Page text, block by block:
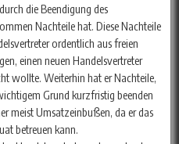
die Beendigung des
Nachteile hat. Diese Nachteile
ordentlich aus freien
einen neuen Handelsvertreter
wollte. Weiterhin hat er Nachteile,
Grund kurzfristig beenden
meist Umsatzeinbußen, da er das
betreuen kann.